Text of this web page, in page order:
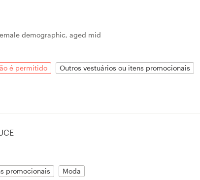
demographic, aged mid
é permitido
Outros vestuários ou itens promocionais
promocionais Moda